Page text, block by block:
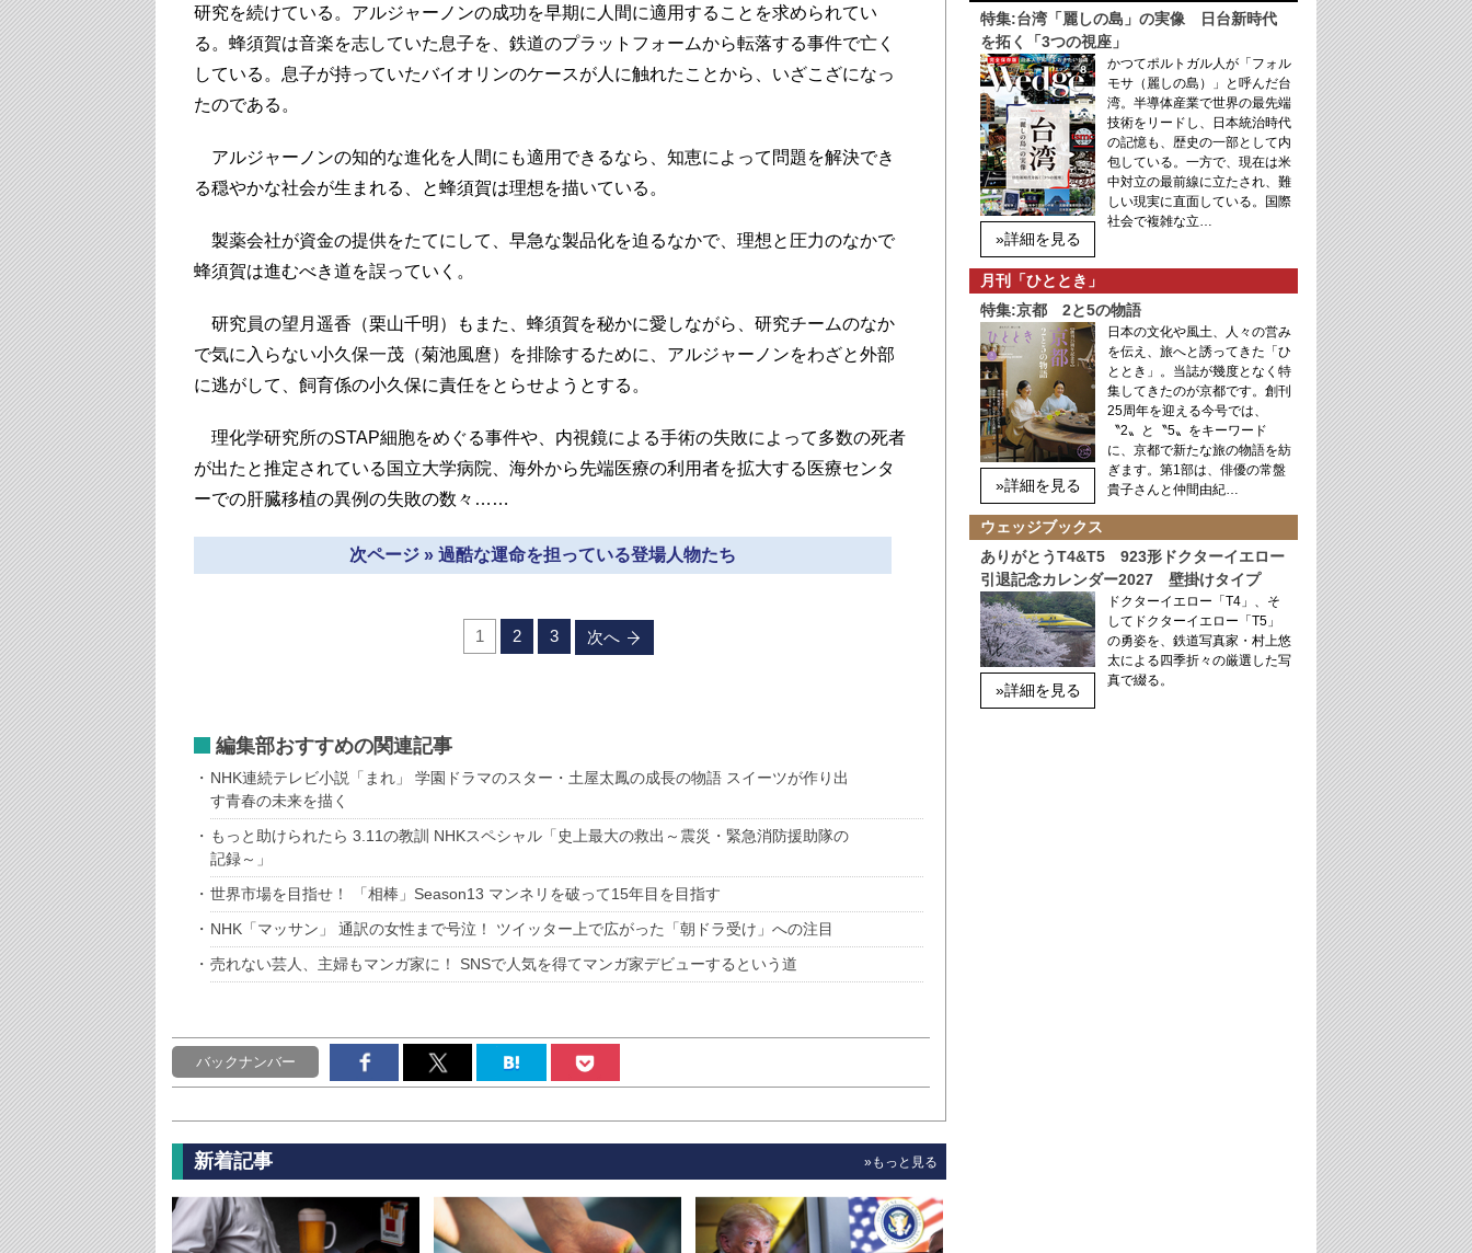
研究を続けている。アルジャーノンの成功を早期に人間に適用することを求められてい
る。蜂須賀は音楽を志していた息子を、鉄道のプラットフォームから転落する事件で亡く
している。息子が持っていたバイオリンのケースが人に触れたことから、いざこざになっ
たのである。
アルジャーノンの知的な進化を人間にも適用できるなら、知恵によって問題を解決でき
る穏やかな社会が生まれる、と蜂須賀は理想を描いている。
製薬会社が資金の提供をたてにして、早急な製品化を迫るなかで、理想と圧力のなかで
蜂須賀は進むべき道を誤っていく。
研究員の望月遥香（栗山千明）もまた、蜂須賀を秘かに愛しながら、研究チームのなか
で気に入らない小久保一茂（菊池風麿）を排除するために、アルジャーノンをわざと外部
に逃がして、飼育係の小久保に責任をとらせようとする。
理化学研究所のSTAP細胞をめぐる事件や、内視鏡による手術の失敗によって多数の死者
が出たと推定されている国立大学病院、海外から先端医療の利用者を拡大する医療センタ
ーでの肝臓移植の異例の失敗の数々……
次ページ » 過酷な運命を担っている登場人物たち
1 2 3 次へ
編集部おすすめの関連記事
NHK連続テレビ小説「まれ」 学園ドラマのスター・土屋太鳳の成長の物語 スイーツが作り出
す青春の未来を描く
もっと助けられたら 3.11の教訓 NHKスペシャル「史上最大の救出～震災・緊急消防援助隊の
記録～」
世界市場を目指せ！ 「相棒」Season13 マンネリを破って15年目を目指す
NHK「マッサン」 通訳の女性まで号泣！ ツイッター上で広がった「朝ドラ受け」への注目
売れない芸人、主婦もマンガ家に！ SNSで人気を得てマンガ家デビューするという道
バックナンバー
新着記事 »もっと見る
特集:台湾「麗しの島」の実像 日台新時代
を拓く「3つの視座」
»詳細を見る
かつてポルトガル人が「フォル
モサ（麗しの島）」と呼んだ台
湾。半導体産業で世界の最先端
技術をリードし、日本統治時代
の記憶も、歴史の一部として内
包している。一方で、現在は米
中対立の最前線に立たされ、難
しい現実に直面している。国際
社会で複雑な立…
月刊「ひととき」
特集:京都 2と5の物語
»詳細を見る
日本の文化や風土、人々の営み
を伝え、旅へと誘ってきた「ひ
ととき」。当誌が幾度となく特
集してきたのが京都です。創刊
25周年を迎える今号では、
〝2〟と〝5〟をキーワード
に、京都で新たな旅の物語を紡
ぎます。第1部は、俳優の常盤
貴子さんと仲間由紀…
ウェッジブックス
ありがとうT4&T5 923形ドクターイエロー
引退記念カレンダー2027 壁掛けタイプ
»詳細を見る
ドクターイエロー「T4」、そ
してドクターイエロー「T5」
の勇姿を、鉄道写真家・村上悠
太による四季折々の厳選した写
真で綴る。